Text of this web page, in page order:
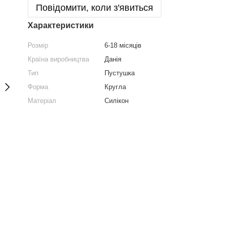
Повідомити, коли з'явиться
Характеристики
Розмір
6-18 місяців
Країна виробництва
Данія
Тип
Пустушка
Форма
Кругла
Матеріал
Силікон